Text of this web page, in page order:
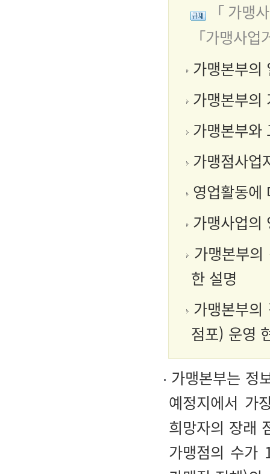
「가맹
「가맹사
가맹본부의
가맹본부의
가맹본부와
가맹점사업
영업활동에
가맹사업의
가맹본부
한 설명
가맹본부
점포) 운영
가맹본부는 정
예정지에서 가
희망자의 장래
가맹점의 수가